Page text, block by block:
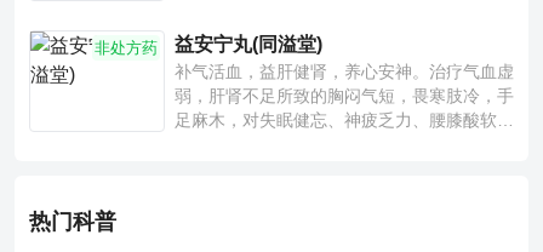
非处方药 益安宁丸(同溢堂)
补气活血，益肝健肾，养心安神。治疗气血虚
弱，肝肾不足所致的胸闷气短，畏寒肢冷，手
足麻木，对失眠健忘、神疲乏力、腰膝酸软也
热门科普